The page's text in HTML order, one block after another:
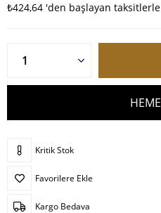
₺424,64 'den başlayan taksitlerle
Kritik Stok
Favorilere Ekle
Kargo Bedava